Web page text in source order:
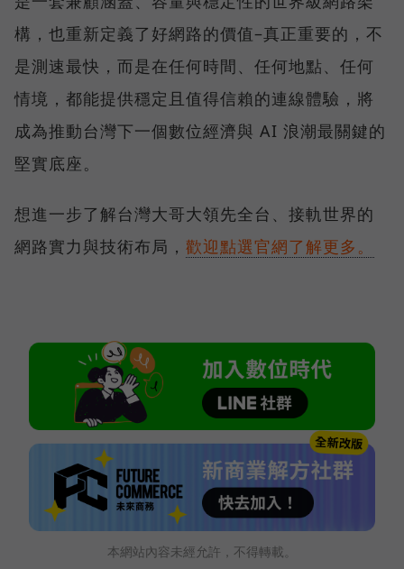
構，也重新定義了好網路的價值–真正重要的，不
是測速最快，而是在任何時間、任何地點、任何
情境，都能提供穩定且值得信賴的連線體驗，將
成為推動台灣下一個數位經濟與 AI 浪潮最關鍵的
堅實底座。
想進一步了解台灣大哥大領先全台、接軌世界的
網路實力與技術布局， 歡迎點選官網了解更多。
本網站內容未經允許，不得轉載。